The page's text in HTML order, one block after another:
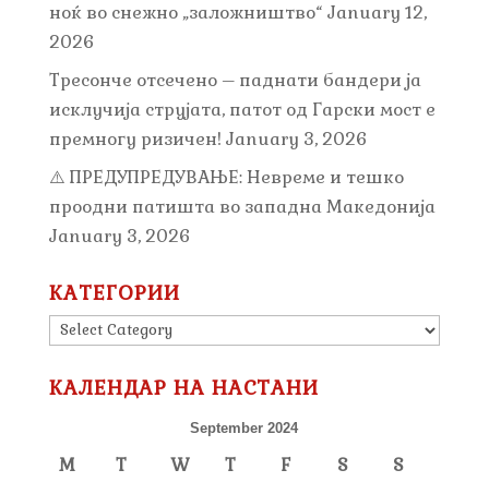
ноќ во снежно „заложништво“ January 12,
2026
Тресонче отсечено – паднати бандери ја
исклучија струјата, патот од Гарски мост е
премногу ризичен! January 3, 2026
⚠️ ПРЕДУПРЕДУВАЊЕ: Невреме и тешко
проодни патишта во западна Македонија
January 3, 2026
КАТЕГОРИИ
КАТЕГОРИИ
КАЛЕНДАР НА НАСТАНИ
September 2024
M T W T F S S